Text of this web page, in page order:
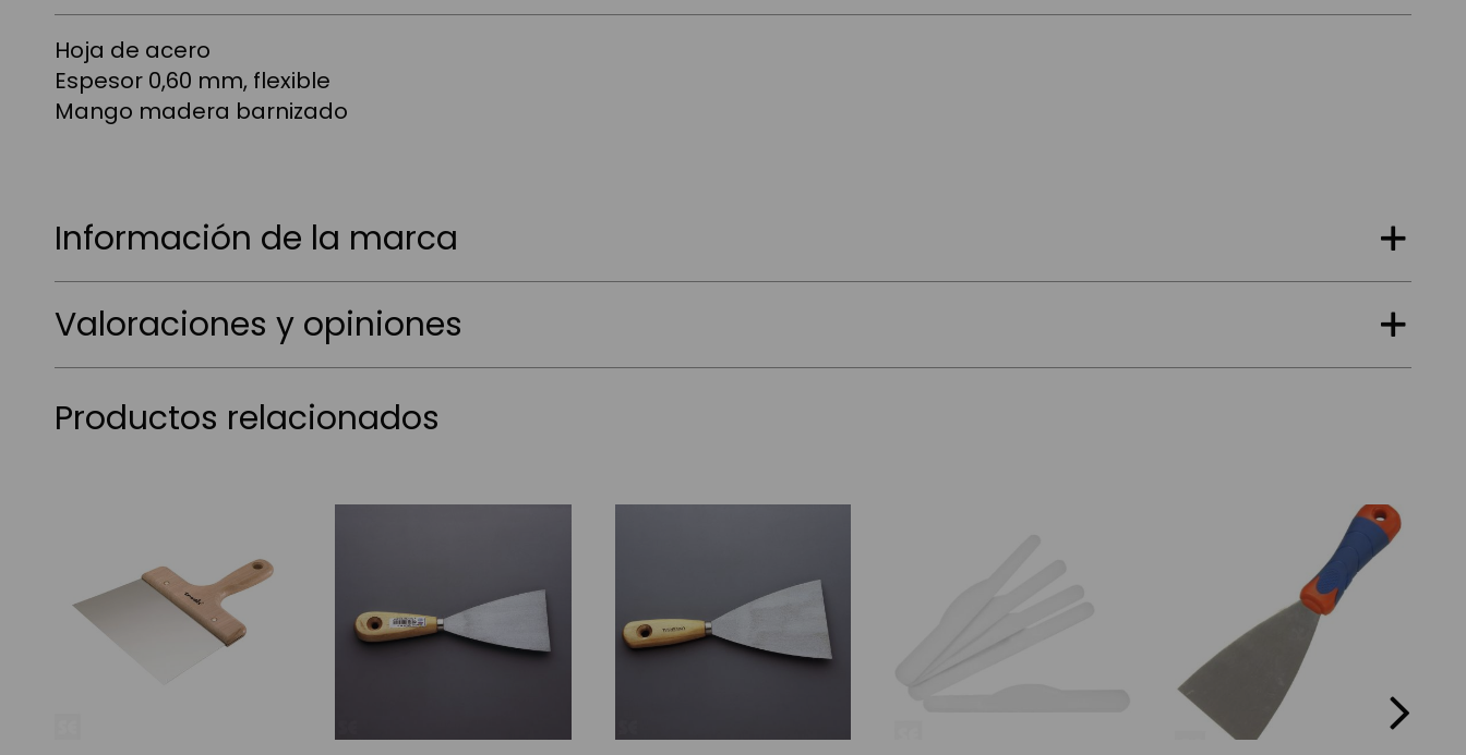
Hoja de acero
Espesor 0,60 mm, flexible
Mango madera barnizado
Información de la marca
Valoraciones y opiniones
Productos relacionados